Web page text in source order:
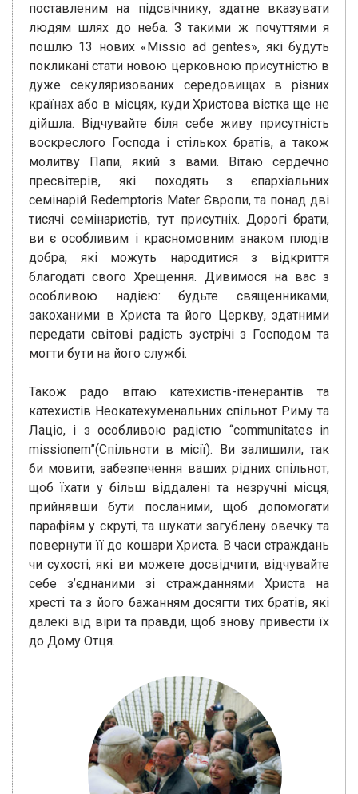
поставленим на підсвічнику, здатне вказувати
людям шлях до неба. З такими ж почуттями я
пошлю 13 нових «Missio ad gentes», які будуть
покликані стати новою церковною присутністю в
дуже секуляризованих середовищах в різних
країнах або в місцях, куди Христова вістка ще не
дійшла. Відчувайте біля себе живу присутність
воскреслого Господа і стількох братів, а також
молитву Папи, який з вами. Вітаю сердечно
пресвітерів, які походять з єпархіальних
семінарій Redemptoris Mater Європи, та понад дві
тисячі семінаристів, тут присутніх. Дорогі брати,
ви є особливим і красномовним знаком плодів
добра, які можуть народитися з відкриття
благодаті свого Хрещення. Дивимося на вас з
особливою надією: будьте священниками,
закоханими в Христа та його Церкву, здатними
передати світові радість зустрічі з Господом та
могти бути на його службі.
Також радо вітаю катехистів-ітенерантів та
катехистів Неокатехуменальних спільнот Риму та
Лаціо, і з особливою радістю “communitates in
missionem”(Спільноти в місії). Ви залишили, так
би мовити, забезпечення ваших рідних спільнот,
щоб їхати у більш віддалені та незручні місця,
прийнявши бути посланими, щоб допомогати
парафіям у скруті, та шукати загублену овечку та
повернути її до кошари Христа. В часи страждань
чи сухості, які ви можете досвідчити, відчувайте
себе з’єднаними зі стражданнями Христа на
хресті та з його бажанням досягти тих братів, які
далекі від віри та правди, щоб знову привести їх
до Дому Отця.